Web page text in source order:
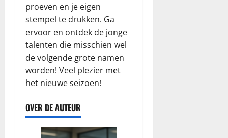
proeven en je eigen
stempel te drukken. Ga
ervoor en ontdek de jonge
talenten die misschien wel
de volgende grote namen
worden! Veel plezier met
het nieuwe seizoen!
OVER DE AUTEUR